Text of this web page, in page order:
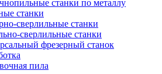
станки по металлу
станки
сверлильные станки
сверлильные станки
фрезерный станок
пила